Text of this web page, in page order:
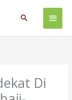
Main
Search
Di